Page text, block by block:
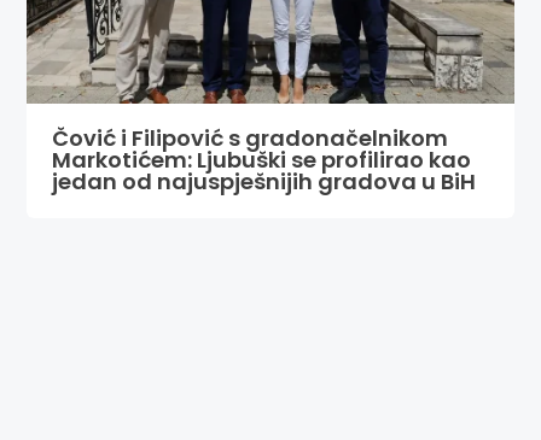
Čović i Filipović s gradonačelnikom
Markotićem: Ljubuški se profilirao kao
jedan od najuspješnijih gradova u BiH